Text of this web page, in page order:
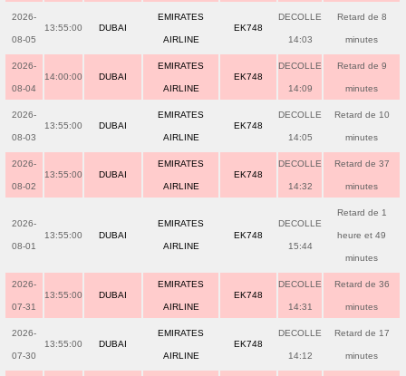
2026-
08-05
13:55:00 DUBAI
EMIRATES
AIRLINE
EK748
DECOLLE
14:03
Retard de 8
minutes
2026-
08-04
14:00:00 DUBAI
EMIRATES
AIRLINE
EK748
DECOLLE
14:09
Retard de 9
minutes
2026-
08-03
13:55:00 DUBAI
EMIRATES
AIRLINE
EK748
DECOLLE
14:05
Retard de 10
minutes
2026-
08-02
13:55:00 DUBAI
EMIRATES
AIRLINE
EK748
DECOLLE
14:32
Retard de 37
minutes
2026-
08-01
13:55:00 DUBAI
EMIRATES
AIRLINE
EK748
DECOLLE
15:44
Retard de 1
heure et 49
minutes
2026-
07-31
13:55:00 DUBAI
EMIRATES
AIRLINE
EK748
DECOLLE
14:31
Retard de 36
minutes
2026-
07-30
13:55:00 DUBAI
EMIRATES
AIRLINE
EK748
DECOLLE
14:12
Retard de 17
minutes